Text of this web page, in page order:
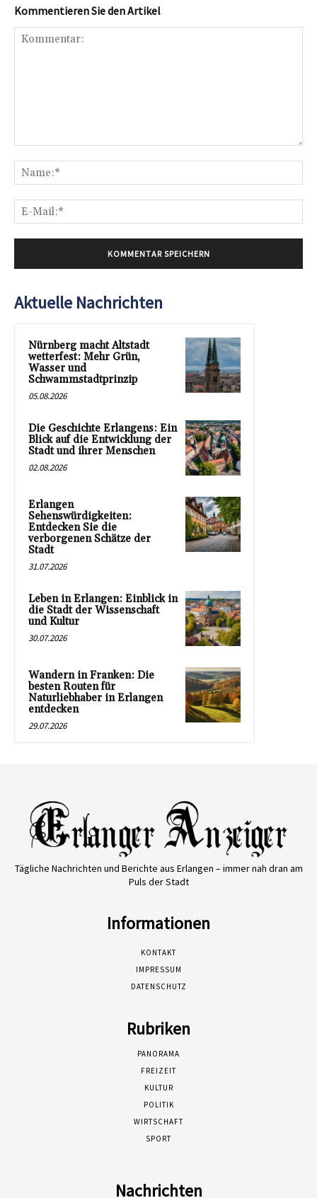
Kommentieren Sie den Artikel
Aktuelle Nachrichten
Nürnberg macht Altstadt
wetterfest: Mehr Grün,
Wasser und
Schwammstadtprinzip
05.08.2026
Die Geschichte Erlangens: Ein
Blick auf die Entwicklung der
Stadt und ihrer Menschen
02.08.2026
Erlangen
Sehenswürdigkeiten:
Entdecken Sie die
verborgenen Schätze der
Stadt
31.07.2026
Leben in Erlangen: Einblick in
die Stadt der Wissenschaft
und Kultur
30.07.2026
Wandern in Franken: Die
besten Routen für
Naturliebhaber in Erlangen
entdecken
29.07.2026
Tägliche Nachrichten und Berichte aus Erlangen – immer nah dran am
Puls der Stadt
Informationen
KONTAKT
IMPRESSUM
DATENSCHUTZ
Rubriken
PANORAMA
FREIZEIT
KULTUR
POLITIK
WIRTSCHAFT
SPORT
Nachrichten